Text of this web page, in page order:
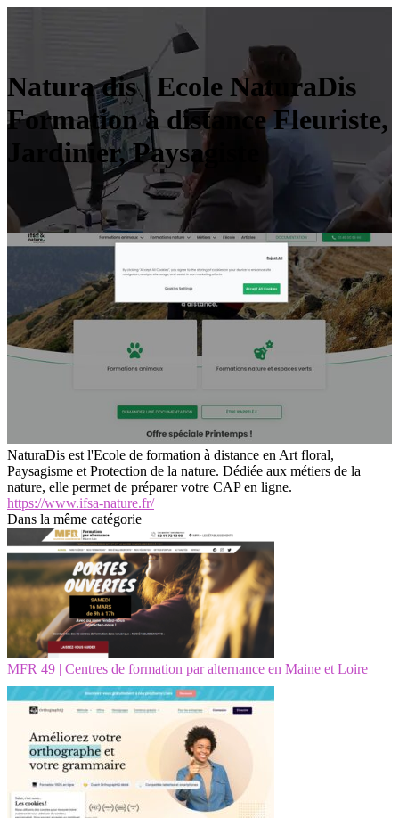
Natura dis | Ecole NaturaDis
Formation à distance Fleuriste,
Jardinier, Paysagiste
NaturaDis est l'Ecole de formation à distance en Art floral,
Paysagisme et Protection de la nature. Dédiée aux métiers de la
nature, elle permet de préparer votre CAP en ligne.
https://www.ifsa-nature.fr/
Dans la même catégorie
MFR 49 | Centres de formation par alternance en Maine et Loire